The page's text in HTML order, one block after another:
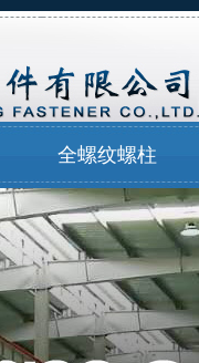
全螺纹螺柱